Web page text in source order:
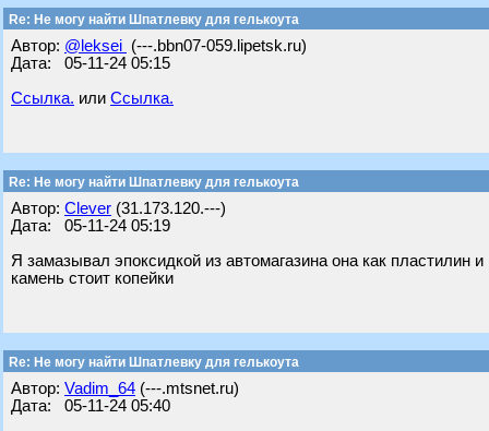
Re: Не могу найти Шпатлевку для гелькоута
Автор: @leksei (---.bbn07-059.lipetsk.ru)
Дата: 05-11-24 05:15
Ссылка. или Ссылка.
Re: Не могу найти Шпатлевку для гелькоута
Автор: Clever (31.173.120.---)
Дата: 05-11-24 05:19
Я замазывал эпоксидкой из автомагазина она как пластилин
камень стоит копейки
Re: Не могу найти Шпатлевку для гелькоута
Автор: Vadim_64 (---.mtsnet.ru)
Дата: 05-11-24 05:40